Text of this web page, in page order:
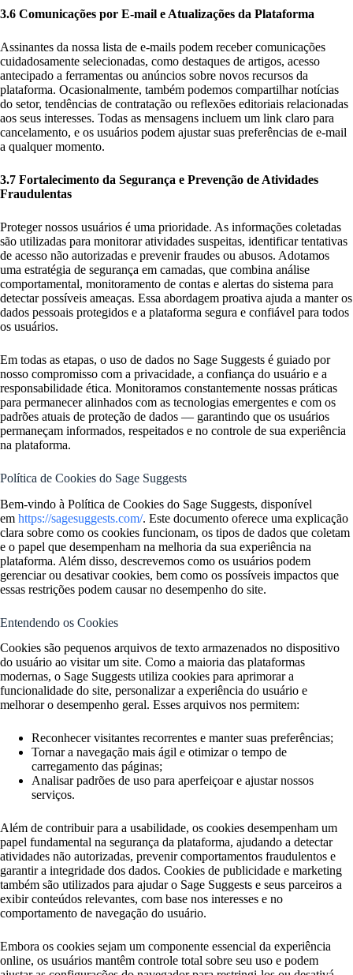
3.6 Comunicações por E-mail e Atualizações da Plataforma
Assinantes da nossa lista de e-mails podem receber comunicações
cuidadosamente selecionadas, como destaques de artigos, acesso
antecipado a ferramentas ou anúncios sobre novos recursos da
plataforma. Ocasionalmente, também podemos compartilhar notícias
do setor, tendências de contratação ou reflexões editoriais relacionadas
aos seus interesses. Todas as mensagens incluem um link claro para
cancelamento, e os usuários podem ajustar suas preferências de e-mail
a qualquer momento.
3.7 Fortalecimento da Segurança e Prevenção de Atividades
Fraudulentas
Proteger nossos usuários é uma prioridade. As informações coletadas
são utilizadas para monitorar atividades suspeitas, identificar tentativas
de acesso não autorizadas e prevenir fraudes ou abusos. Adotamos
uma estratégia de segurança em camadas, que combina análise
comportamental, monitoramento de contas e alertas do sistema para
detectar possíveis ameaças. Essa abordagem proativa ajuda a manter os
dados pessoais protegidos e a plataforma segura e confiável para todos
os usuários.
Em todas as etapas, o uso de dados no Sage Suggests é guiado por
nosso compromisso com a privacidade, a confiança do usuário e a
responsabilidade ética. Monitoramos constantemente nossas práticas
para permanecer alinhados com as tecnologias emergentes e com os
padrões atuais de proteção de dados — garantindo que os usuários
permaneçam informados, respeitados e no controle de sua experiência
na plataforma.
Política de Cookies do Sage Suggests
Bem-vindo à Política de Cookies do Sage Suggests, disponível
em https://sagesuggests.com/. Este documento oferece uma explicação
clara sobre como os cookies funcionam, os tipos de dados que coletam
e o papel que desempenham na melhoria da sua experiência na
plataforma. Além disso, descrevemos como os usuários podem
gerenciar ou desativar cookies, bem como os possíveis impactos que
essas restrições podem causar no desempenho do site.
Entendendo os Cookies
Cookies são pequenos arquivos de texto armazenados no dispositivo
do usuário ao visitar um site. Como a maioria das plataformas
modernas, o Sage Suggests utiliza cookies para aprimorar a
funcionalidade do site, personalizar a experiência do usuário e
melhorar o desempenho geral. Esses arquivos nos permitem:
Reconhecer visitantes recorrentes e manter suas preferências;
Tornar a navegação mais ágil e otimizar o tempo de
carregamento das páginas;
Analisar padrões de uso para aperfeiçoar e ajustar nossos
serviços.
Além de contribuir para a usabilidade, os cookies desempenham um
papel fundamental na segurança da plataforma, ajudando a detectar
atividades não autorizadas, prevenir comportamentos fraudulentos e
garantir a integridade dos dados. Cookies de publicidade e marketing
também são utilizados para ajudar o Sage Suggests e seus parceiros a
exibir conteúdos relevantes, com base nos interesses e no
comportamento de navegação do usuário.
Embora os cookies sejam um componente essencial da experiência
online, os usuários mantêm controle total sobre seu uso e podem